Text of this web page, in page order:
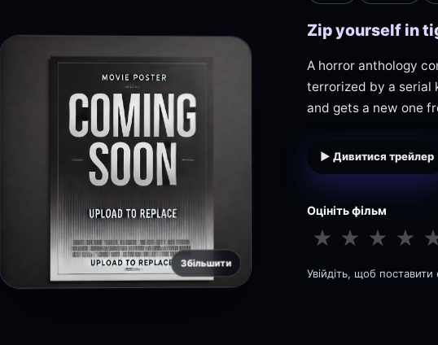
Збільшити
Zip yourself in
A horror anthology
terrorized by a serial
and gets a new one
▶ Дивитися трейлер
Оцініть фільм
★ ★ ★ ★
Увійдіть, щоб поставити